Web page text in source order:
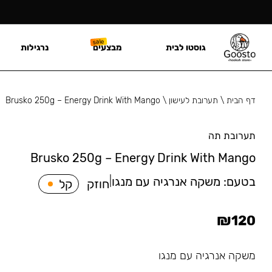
דף הבית\ תערובת לעישון \
Brusko 250g – Energy Drink With Mango
תערובת תה
Brusko 250g – Energy Drink With Mango
בטעם: משקה אנרגיה עם מנגו חוזק קל
₪120
משקה אנרגיה עם מנגו
גוסטו לבית מבצעים נרגילות